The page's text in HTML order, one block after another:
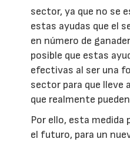
sector, ya que no se
estas ayudas que el
en número de
posible que estas
efectivas al ser una
sector para que lleve
que realmente
Por ello, esta medida
el futuro, para un